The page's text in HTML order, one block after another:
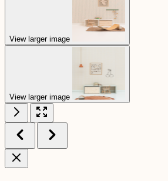
View larger image
View larger image